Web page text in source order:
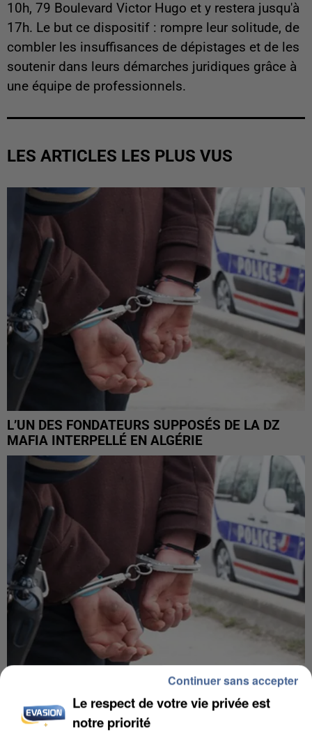
10h, 79 Boulevard Victor Hugo et y restera jusqu'à
17h. Le but ce dispositif : rompre leur solitude, de
combler les insuffisances de dépistages et de les
soutenir dans leurs démarches juridiques grâce à
une équipe de professionnels.
LES ARTICLES LES PLUS VUS
L’UN DES FONDATEURS SUPPOSÉS DE LA DZ
MAFIA INTERPELLÉ EN ALGÉRIE
INTERPELLÉ EN ALGÉRIE
Le respect de votre vie privée est
notre priorité
Continuer sans accepter